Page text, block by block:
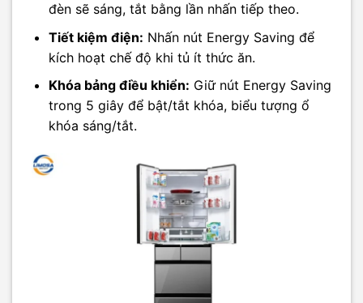
đèn sẽ sáng, tắt bằng lần nhấn tiếp theo.
Tiết kiệm điện: Nhấn nút Energy Saving để
kích hoạt chế độ khi tủ ít thức ăn.
Khóa bảng điều khiển: Giữ nút Energy Saving
trong 5 giây để bật/tắt khóa, biểu tượng ổ
khóa sáng/tắt.